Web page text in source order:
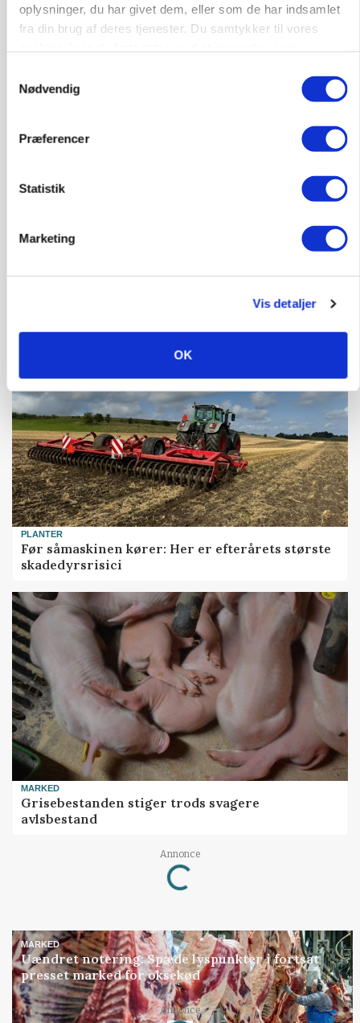
oplysninger, du har givet dem, eller som de har indsamlet
fra din brug af deres tjenester. Du samtykker til vores
Nødvendig
Præferencer
Statistik
Marketing
Vis detaljer
OK
kan den ændre din bedrift fra 2027
Snart kan man søge tilskud til naturprojekter
PLANTER
Før såmaskinen kører: Her er efterårets største
skadedyrsrisici
MARKED
Grisebestanden stiger trods svagere
avlsbestand
Annonce
Loading...
MARKED
Uændret notering: Spæde lyspunkter i fortsat
presset marked for oksekød
Annonce